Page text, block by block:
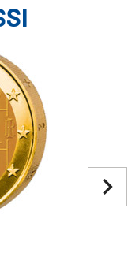
navigate_next